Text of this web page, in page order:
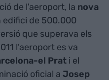
de l'aeroport, la nova
edifici de 500.000
que superava els
l'aeroport es va
el Prat i el
oficial a Josep